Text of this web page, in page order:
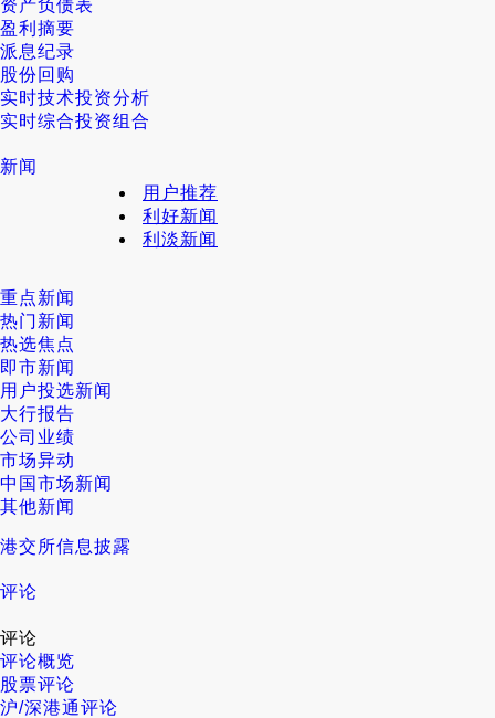
资产负债表
盈利摘要
派息纪录
股份回购
实时技术投资分析
实时综合投资组合
新闻
重点新闻
热门新闻
热选焦点
即市新闻
用户投选新闻
大行报告
公司业绩
市场异动
中国市场新闻
其他新闻
港交所信息披露
用户推荐
利好新闻
利淡新闻
评论
评论
评论概览
股票评论
沪/深港通评论